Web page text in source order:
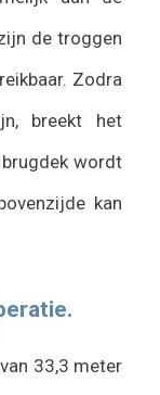
de troggen
Zodra
breekt het
wordt
kan
33,3 meter